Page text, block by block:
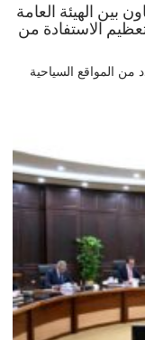
بين الهيئة العامة
الاستفادة من
من المواقع السياحية